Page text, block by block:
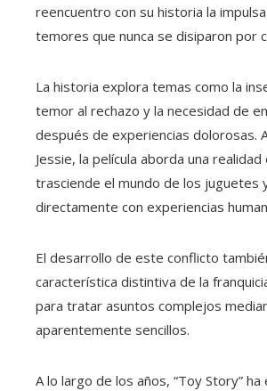
reencuentro con su historia la
temores que nunca se disiparon por
La historia explora temas como la
temor al rechazo y la necesidad de
después de experiencias dolorosas.
Jessie, la película aborda una
trasciende el mundo de los juguetes
directamente con experiencias
El desarrollo de este conflicto
característica distintiva de la
para tratar asuntos complejos
aparentemente sencillos.
A lo largo de los años, “Toy Story” ha